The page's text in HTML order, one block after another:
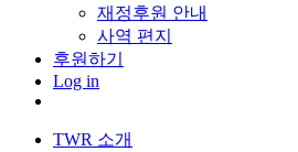
재정후원 안내
사역 편지
후원하기
Log in
TWR 소개